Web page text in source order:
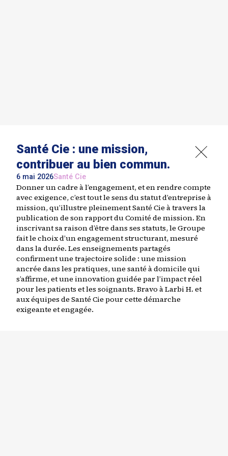
Santé Cie : une mission,
contribuer au bien commun.
6 mai 2026Santé Cie
Donner un cadre à l’engagement, et en rendre compte
avec exigence, c’est tout le sens du statut d’entreprise à
mission, qu’illustre pleinement Santé Cie à travers la
publication de son rapport du Comité de mission. En
inscrivant sa raison d’être dans ses statuts, le Groupe
fait le choix d’un engagement structurant, mesuré
dans la durée. Les enseignements partagés
confirment une trajectoire solide : une mission
ancrée dans les pratiques, une santé à domicile qui
s’affirme, et une innovation guidée par l’impact réel
pour les patients et les soignants. Bravo à Larbi H. et
aux équipes de Santé Cie pour cette démarche
exigeante et engagée.